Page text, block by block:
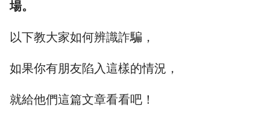
場。
以下教大家如何辨識詐騙，
如果你有朋友陷入這樣的情況，
就給他們這篇文章看看吧！